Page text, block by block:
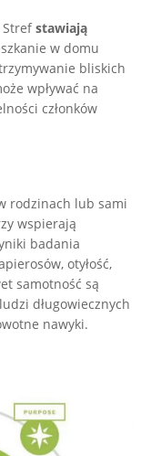
Strefstawiają
w domu
bliskich
wpływać na
członków
rodzinach lub sami
wspierają
badania
otyłość,
samotność są
długowiecznych
nawyki.